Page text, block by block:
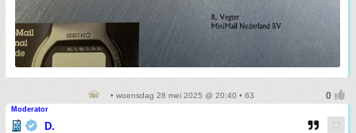
• woensdag 28 mei 2025 @ 20:40 • 63
Moderator
D.